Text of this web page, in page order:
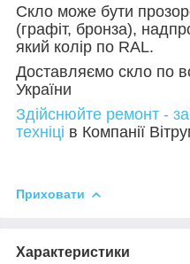
Скло може бути
(графіт, бронза),
який колір по RAL.
Доставляємо скло по
України
Здійснюйте ремонт -
техніці в Компанії
Приховати
Характеристики